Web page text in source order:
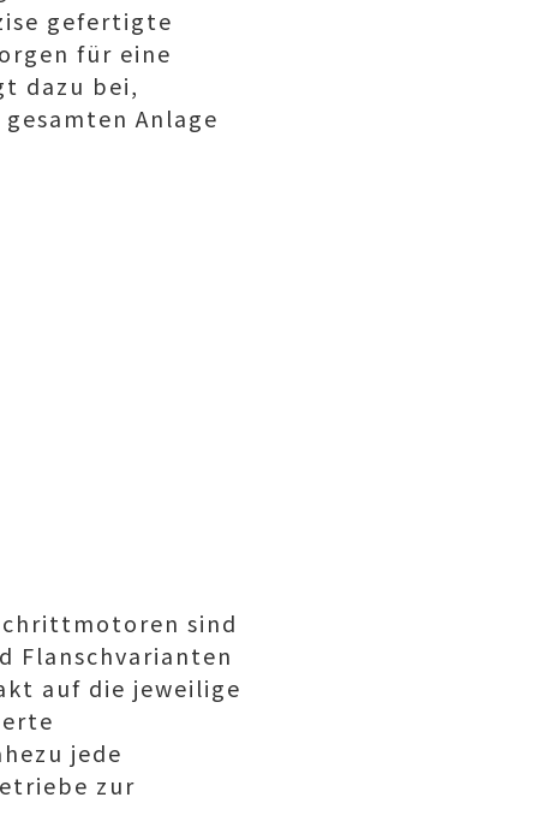
gefertigte
für eine
dazu bei,
Anlage
sind
Flanschvarianten
auf die jeweilige
jede
zur